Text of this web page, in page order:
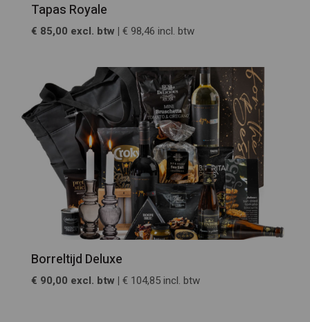
Tapas Royale
€ 85,00 excl. btw | € 98,46 incl. btw
Borreltijd Deluxe
€ 90,00 excl. btw | € 104,85 incl. btw